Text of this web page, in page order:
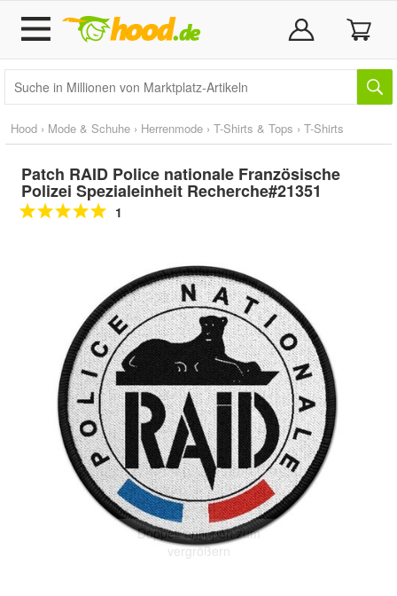
Hood › Mode & Schuhe › Herrenmode › T-Shirts & Tops › T-Shirts
Patch RAID Police nationale Französische
Polizei Spezialeinheit Recherche#21351
1
Doppelt antippen zum
vergrößern